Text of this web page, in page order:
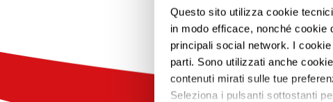
Questo sito utilizza cookie
in modo efficace, nonché cookie
principali social network. I
parti. Sono utilizzati anche
contenuti mirati sulle tue
Seleziona i pulsanti sottostanti